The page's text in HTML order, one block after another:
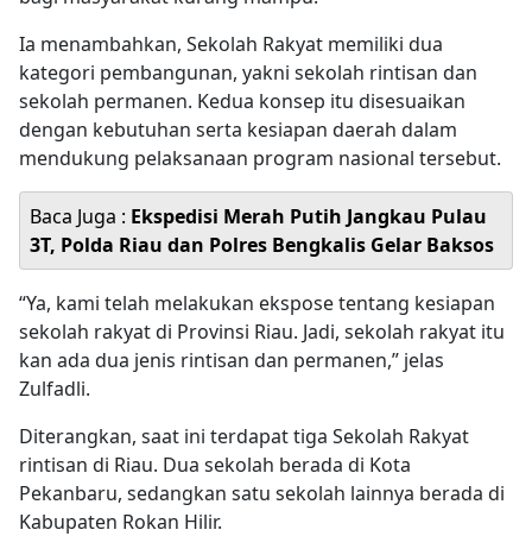
Ia menambahkan, Sekolah Rakyat memiliki dua
kategori pembangunan, yakni sekolah rintisan dan
sekolah permanen. Kedua konsep itu disesuaikan
dengan kebutuhan serta kesiapan daerah dalam
mendukung pelaksanaan program nasional tersebut.
Baca Juga : Ekspedisi Merah Putih Jangkau Pulau
3T, Polda Riau dan Polres Bengkalis Gelar Baksos
“Ya, kami telah melakukan ekspose tentang kesiapan
sekolah rakyat di Provinsi Riau. Jadi, sekolah rakyat itu
kan ada dua jenis rintisan dan permanen,” jelas
Zulfadli.
Diterangkan, saat ini terdapat tiga Sekolah Rakyat
rintisan di Riau. Dua sekolah berada di Kota
Pekanbaru, sedangkan satu sekolah lainnya berada di
Kabupaten Rokan Hilir.